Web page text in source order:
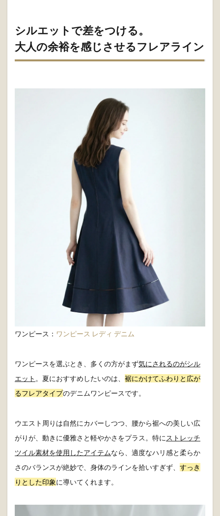
シルエットで差をつける。
大人の余裕を感じさせるフレアライン
ワンピース： ワンピース レディ デニム
ワンピースを選ぶとき、多くの方がまず気にされるのがシル
エット 。夏におすすめしたいのは、 裾にかけてふわりと広が
るフレアタイプのデニムワンピースです。
ウエスト周りは自然にカバーしつつ、腰から裾への美しい広
がりが、動きに優雅さと軽やかさをプラス。特に ストレッチ
ツイル素材を使用したアイテムなら、適度なハリ感と柔らか
さのバランスが絶妙で、身体のラインを拾いすぎず、 すっき
りとした印象に導いてくれます。